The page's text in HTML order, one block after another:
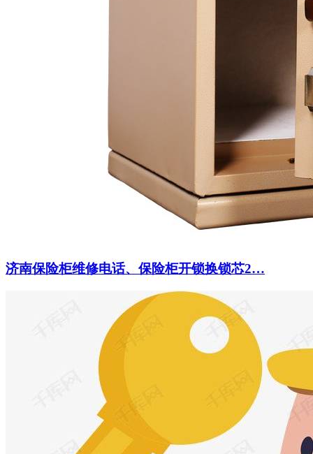
济南保险柜维修电话、保险柜开锁换锁芯2…